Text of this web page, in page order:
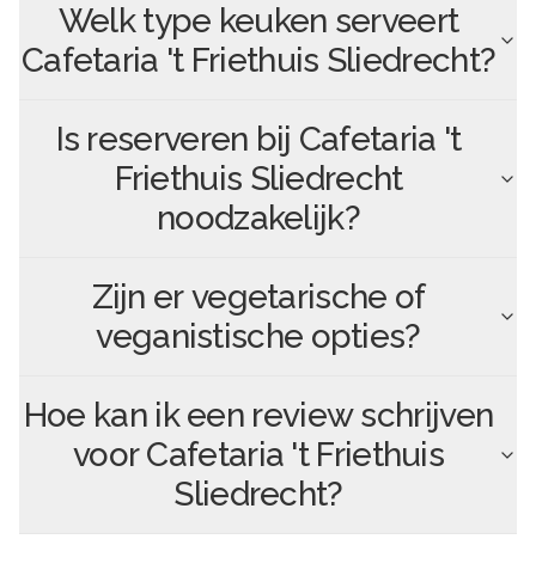
Welk type keuken serveert
Cafetaria 't Friethuis Sliedrecht?
Is reserveren bij Cafetaria 't
Friethuis Sliedrecht
noodzakelijk?
Zijn er vegetarische of
veganistische opties?
Hoe kan ik een review schrijven
voorCafetaria 't Friethuis
Sliedrecht?